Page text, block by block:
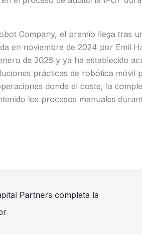
Company, el premio llega tras
en noviembre de 2024 por Emil
de 2026 y ya ha establecido
prácticas de robótica móvil
donde el coste, la
los procesos manuales
Partners completa la